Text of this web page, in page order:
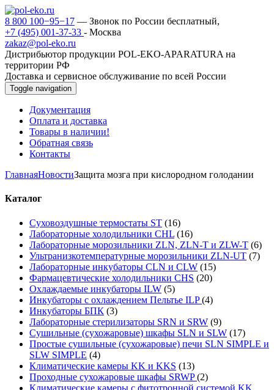
8 800 100−95−17 — Звонок по России бесплатный,
+7 (495) 001-37-33 - Москва
zakaz@pol-eko.ru
Дистрибьютор продукции POL-EKO-APARATURA на
территории РФ
Доставка и сервисное обслуживание по всей России
Toggle navigation
Документация
Оплата и доставка
Товары в наличии!
Обратная связь
Контакты
ГлавнаяНовостиЗащита мозга при кислородном голодании
Каталог
Суховоздушные термостаты ST (16)
Лабораторные холодильники CHL (16)
Лабораторные морозильники ZLN, ZLN-T и ZLW-T (6)
Ультранизкотемпературные морозильники ZLN-UT (7)
Лабораторные инкубаторы CLN и CLW (15)
Фармацевтические холодильники CHS (20)
Охлаждаемые инкубаторы ILW (5)
Инкубаторы с охлаждением Пельтье ILP(4)
Инкубаторы БПК (3)
Лабораторные стерилизаторы SRN и SRW (9)
Сушильные (сухожаровые) шкафы SLN и SLW (17)
Простые сушильные (сухожаровые) печи SLN SIMPLE и
SLW SIMPLE (4)
Климатические камеры KK и KKS (13)
Проходные сухожаровые шкафы SRWP(2)
Климатические камеры с фитотронной системой KK